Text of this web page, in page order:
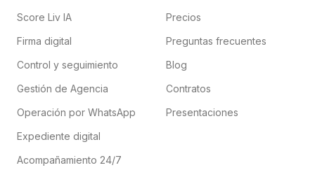
Score Liv IA
Firma digital
Control y seguimiento
Gestión de Agencia
Operación por WhatsApp
Expediente digital
Acompañamiento 24/7
Precios
Preguntas frecuentes
Blog
Contratos
Presentaciones